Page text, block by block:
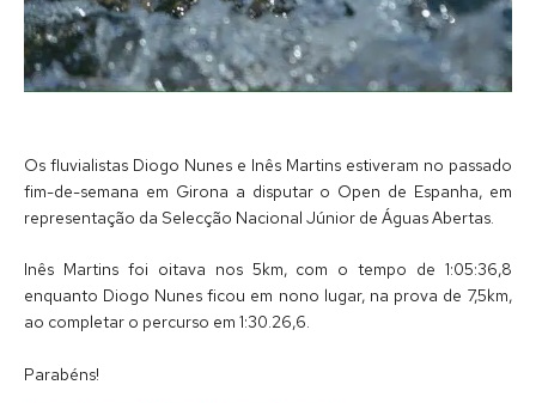
Os fluvialistas Diogo Nunes e Inês Martins estiveram no passado
fim-de-semana em Girona a disputar o Open de Espanha, em
representação da Selecção Nacional Júnior de Águas Abertas.
Inês Martins foi oitava nos 5km, com o tempo de 1:05:36,8
enquanto Diogo Nunes ficou em nono lugar, na prova de 7,5km,
ao completar o percurso em 1:30.26,6.
Parabéns!